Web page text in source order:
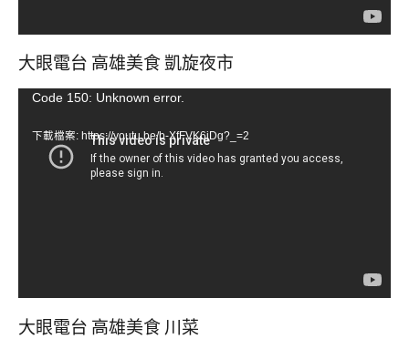
大眼電台 高雄美食 凱旋夜市
視Code 150: Unknown error.
下載檔案: https://youtu.be/b-XfFVK6jDg?_=2
大眼電台 高雄美食 川菜